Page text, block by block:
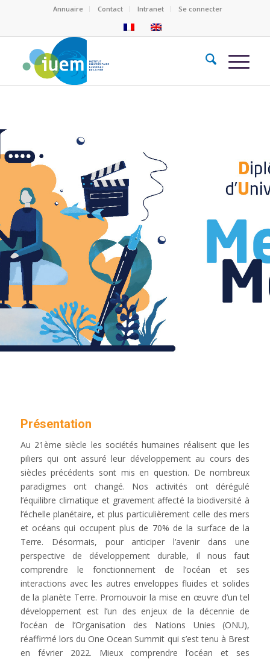
Annuaire Contact Intranet Se connecter
Présentation
Au 21ème siècle les sociétés humaines réalisent que les
piliers qui ont assuré leur développement au cours des
siècles précédents sont mis en question. De nombreux
paradigmes ont changé. Nos activités ont dérégulé
l’équilibre climatique et gravement affecté la biodiversité à
l’échelle planétaire, et plus particulièrement celle des mers
et océans qui occupent plus de 70% de la surface de la
Terre. Désormais, pour anticiper l’avenir dans une
perspective de développement durable, il nous faut
comprendre le fonctionnement de l’océan et ses
interactions avec les autres enveloppes fluides et solides
de la planète Terre. Promouvoir la mise en œuvre d’un tel
développement est l’un des enjeux de la décennie de
l’océan de l’Organisation des Nations Unies (ONU),
réaffirmé lors du One Ocean Summit qui s’est tenu à Brest
en février 2022. Mieux comprendre l’océan et ses